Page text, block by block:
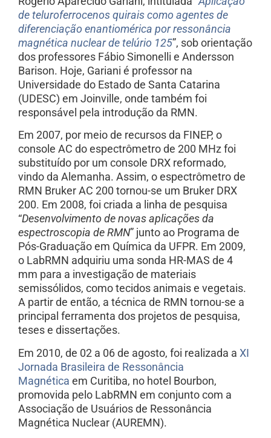
de teluroferrocenos quirais como agentes de
diferenciação enantiomérica por ressonância
magnética nuclear de telúrio 125”, sob orientação
dos professores Fábio Simonelli e Andersson
Barison. Hoje, Gariani é professor na
Universidade do Estado de Santa Catarina
(UDESC) em Joinville, onde também foi
responsável pela introdução da RMN.
Em 2007, por meio de recursos da FINEP, o
console AC do espectrômetro de 200 MHz foi
substituído por um console DRX reformado,
vindo da Alemanha. Assim, o espectrômetro de
RMN Bruker AC 200 tornou-se um Bruker DRX
200. Em 2008, foi criada a linha de pesquisa
“Desenvolvimento de novas aplicações da
espectroscopia de RMN” junto ao Programa de
Pós-Graduação em Química da UFPR. Em 2009,
o LabRMN adquiriu uma sonda HR-MAS de 4
mm para a investigação de materiais
semissólidos, como tecidos animais e vegetais.
A partir de então, a técnica de RMN tornou-se a
principal ferramenta dos projetos de pesquisa,
teses e dissertações.
Em 2010, de 02 a 06 de agosto, foi realizada a XI
Jornada Brasileira de Ressonância
Magnética em Curitiba, no hotel Bourbon,
promovida pelo LabRMN em conjunto com a
Associação de Usuários de Ressonância
Magnética Nuclear (AUREMN).